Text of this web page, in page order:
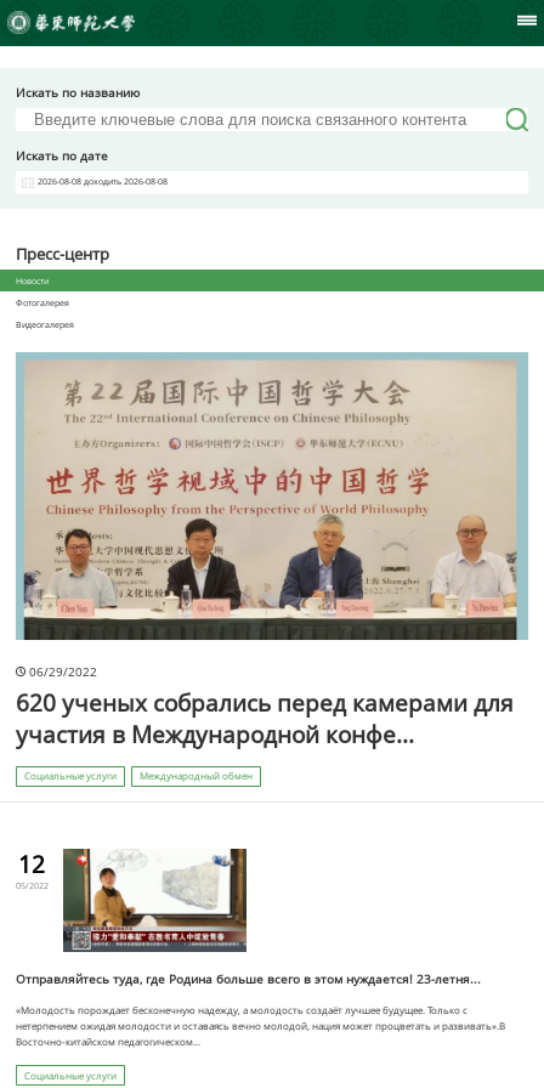
Искать по названию
Искать по дате
2026-08-08 доходить 2026-08-08
Пресс-центр
Новости
Фотогалерея
Видеогалерея
06/29/2022
620 ученых собрались перед камерами для
участия в Международной конфе...
Социальные услуги Международный обмен
12
05/2022
Отправляйтесь туда, где Родина больше всего в этом нуждается! 23-летня...
«Молодость порождает бесконечную надежду, а молодость создаёт лучшее будущее. Только с
нетерпением ожидая молодости и оставаясь вечно молодой, нация может процветать и развивать».В
Восточно-китайском педагогическом...
Социальные услуги